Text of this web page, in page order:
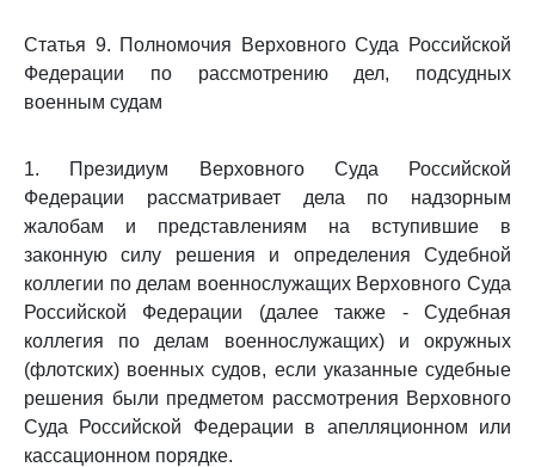
Статья 9. Полномочия Верховного Суда Российской
Федерации по рассмотрению дел, подсудных
военным судам
1. Президиум Верховного Суда Российской
Федерации рассматривает дела по надзорным
жалобам и представлениям на вступившие в
законную силу решения и определения Судебной
коллегии по делам военнослужащих Верховного Суда
Российской Федерации (далее также - Судебная
коллегия по делам военнослужащих) и окружных
(флотских) военных судов, если указанные судебные
решения были предметом рассмотрения Верховного
Суда Российской Федерации в апелляционном или
кассационном порядке.